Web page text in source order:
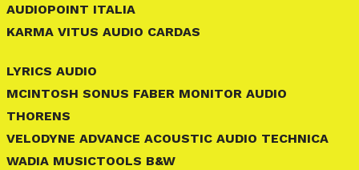
AUDIOPOINT ITALIA
KARMA VITUS AUDIO CARDAS
LYRICS AUDIO
MCINTOSH SONUS FABER MONITOR AUDIO
THORENS
VELODYNE ADVANCE ACOUSTIC AUDIO TECHNICA
WADIA MUSICTOOLS B&W